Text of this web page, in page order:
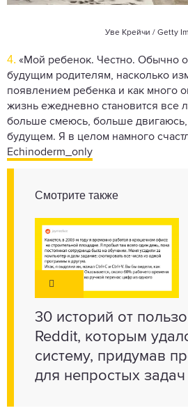
Уве Крейчи / Getty
4. «Мой ребенок. Честно. Обычно
будущим родителям, насколько
появлением ребенка и как много
жизнь ежедневно становится все
больше смеюсь, больше
будущем. Я в целом намного
Echinoderm_only
Смотрите также
30 историй от
Reddit, которым
систему, придумав
для непростых задач